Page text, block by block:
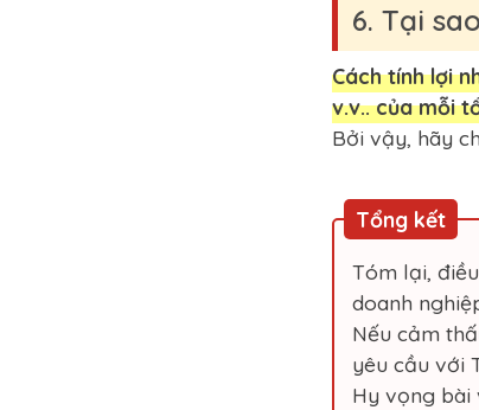
6. Tại
Cách tính lợi
v.v.. của mỗi
Bởi vậy, hãy
Tổng kết
Tóm lại,
doanh
Nếu cảm
yêu cầu với
Hy vọng bài